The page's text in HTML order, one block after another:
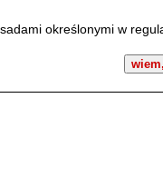
określonymi w